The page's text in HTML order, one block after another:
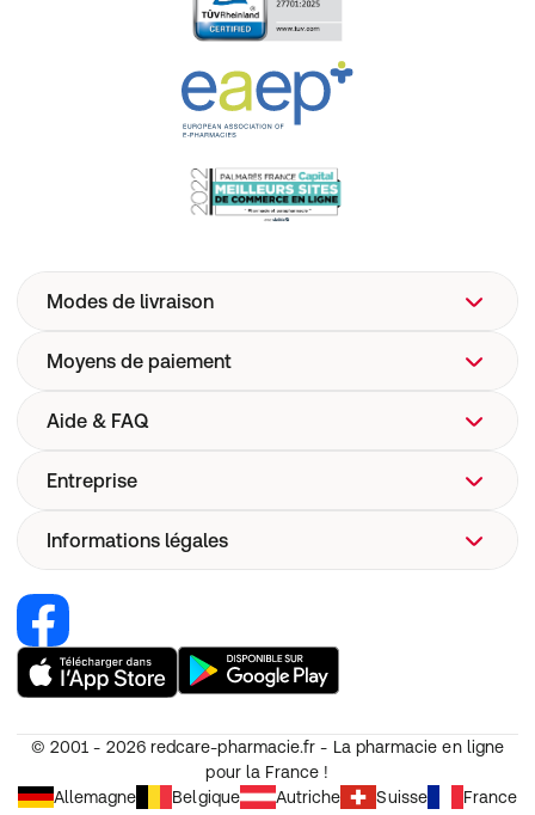
Modes de livraison
Moyens de paiement
Aide & FAQ
FAQ
Livraison
Sécurité dispositifs médicaux
Codes Promo
Entreprise
Qui sommes-nous ?
Site web de l'entreprise
Recrutement
Nos marques Redcare Pharmacie
Informations légales
Renoncer au contrat
Condition générales d'utilisation (CGU)
CGV
Protection des données personnelles
Paramètres de cookies
© 2001 - 2026 redcare-pharmacie.fr - La pharmacie en ligne
pour la France !
Allemagne
Belgique Autriche Suisse France